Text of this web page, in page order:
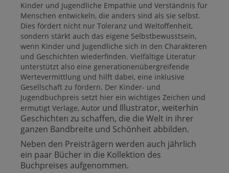
Kinder und Jugendliche Empathie und Verständnis für
Menschen entwickeln, die anders sind als sie selbst.
Dies fördert nicht nur Toleranz und Weltoffenheit,
sondern stärkt auch das eigene Selbstbewusstsein,
wenn Kinder und Jugendliche sich in den Charakteren
und Geschichten wiederfinden. Vielfältige Literatur
unterstützt also eine generationenübergreifende
Wertevermittlung und hilft dabei, eine inklusive
Gesellschaft zu fördern. Der Kinder- und
Jugendbuchpreis setzt hier ein wichtiges Zeichen und
ermutigt Verlage, Autor und Illustrator, weiterhin
Geschichten zu schaffen, die die Welt in ihrer
ganzen Bandbreite und Schönheit abbilden.
Neben den Preisträgern werden auch jährlich
ein paar Bücher in die Kollektion des
Buchpreises aufgenommen.